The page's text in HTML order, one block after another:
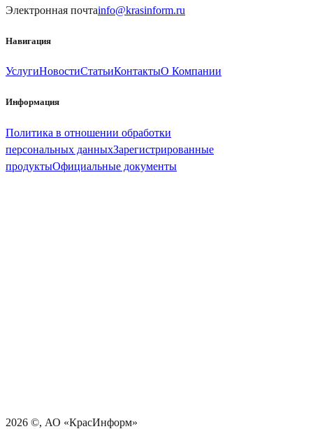
Электронная почтаinfo@krasinform.ru
Навигация
УслугиНовостиСтатьиКонтактыО Компании
Информация
Политика в отношении обработки
персональных данныхЗарегистрированные
продуктыОфициальные документы
2026 ©, АО «КрасИнформ»